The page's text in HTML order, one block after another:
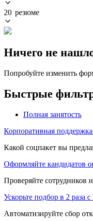
20 резюме
Ничего не
Попробуйте изменить
Быстрые
Полная занятость
Корпоративная
Какой соцпакет вы
Оформляйте кандидатов
Проверяйте сотрудников
Ускорьте подбор в 2 раза
Автоматизируйте сбор